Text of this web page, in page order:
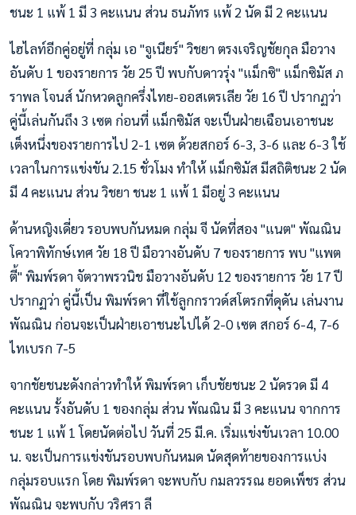
ชนะ 1 แพ้ 1 มี 3 คะแนน ส่วน ธนภัทร แพ้ 2 นัด มี 2 คะแนน
ไฮไลท์อีกคู่อยู่ที่ กลุ่ม เอ "จูเนียร์" วิชยา ตรงเจริญชัยกุล มือวาง
อันดับ 1 ของรายการ วัย 25 ปี พบกับดาวรุ่ง "แม็กซิ" แม็กซิมัส ภ
ราพล โจนส์ นักหวดลูกครึ่งไทย-ออสเตรเลีย วัย 16 ปี ปรากฏว่า
คู่นี้เล่นกันถึง 3 เซต ก่อนที่ แม็กซิมัส จะเป็นฝ่ายเฉือนเอาชนะ
เต็งหนึ่งของรายการไป 2-1 เซต ด้วยสกอร์ 6-3, 3-6 และ 6-3 ใช้
เวลาในการแข่งขัน 2.15 ชั่วโมง ทำให้ แม็กซิมัส มีสถิติชนะ 2 นัด
มี 4 คะแนน ส่วน วิชยา ชนะ 1 แพ้ 1 มีอยู่ 3 คะแนน
ด้านหญิงเดี่ยว รอบพบกันหมด กลุ่ม จี นัดที่สอง "แนต" พัณณิน
โควาพิทักษ์เทศ วัย 18 ปี มือวางอันดับ 7 ของรายการ พบ "แพต
ตี้" พิมพ์รดา จัตวาพรวนิช มือวางอันดับ 12 ของรายการ วัย 17 ปี
ปรากฏว่า คู่นี้เป็น พิมพ์รดา ที่ใช้ลูกกราวด์สโตรกที่ดุดัน เล่นงาน
พัณณิน ก่อนจะเป็นฝ่ายเอาชนะไปได้ 2-0 เซต สกอร์ 6-4, 7-6
ไทเบรก 7-5
จากชัยชนะดังกล่าวทำให้ พิมพ์รดา เก็บชัยชนะ 2 นัดรวด มี 4
คะแนน รั้งอันดับ 1 ของกลุ่ม ส่วน พัณณิน มี 3 คะแนน จากการ
ชนะ 1 แพ้ 1 โดยนัดต่อไป วันที่ 25 มี.ค. เริ่มแข่งขันเวลา 10.00
น. จะเป็นการแข่งขันรอบพบกันหมด นัดสุดท้ายของการแบ่ง
กลุ่มรอบแรก โดย พิมพ์รดา จะพบกับ กมลวรรณ ยอดเพ็ชร ส่วน
พัณณิน จะพบกับ วริศรา ลี